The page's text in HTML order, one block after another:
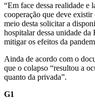
“Em face dessa realidade e
cooperação que deve
meio desta solicitar a
hospitalar dessa unidade da
mitigar os efeitos da
Ainda de acordo com o
que o colapso “resultou a
quanto da privada”.
G1